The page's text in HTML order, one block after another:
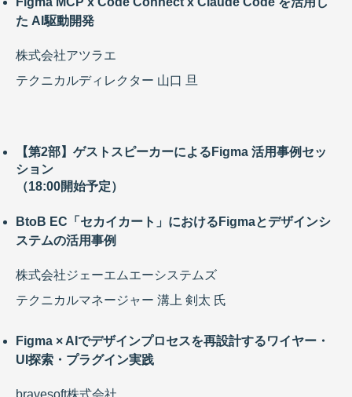
た AI駆動開発
株式会社アツラエ
テクニカルディレクター 山口 旦
【第2部】ゲストスピーカーによるFigma 活用事例セッ
ション
（18:00開始予定）
BtoB EC「セカイカート」におけるFigmaとデザインシ
ステムの活用事例
株式会社ジェーエムエーシステムズ
テクニカルマネージャー 溝上 剣太 氏
Figma × AIでデザインプロセスを再設計するワイヤー・
UI探索・プラグイン実践
bravesoft株式会社